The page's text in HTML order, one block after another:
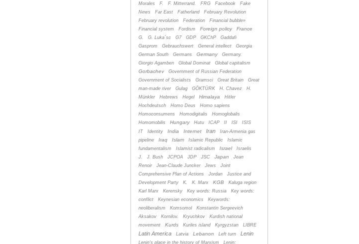
Morales
F. F. Mitterrand. FRG Facebook
Fake
News
Far East Fatherland
February Revolution
February revolution
Federation
Financial bubble»
Financial system
Fordism Foreign policy France
G. G. Luka´sc G7 GDP GKChP
Gaddafi
Gasprom
Gebrauchswert General intellect
Georgia
German South
Germans Germany
Germany.
Giorgio Agamben
Global Dominat Global capitalism
Gorbachev
Government of Russian Federation
Government of Socialists
Gramsci Great Britain
Great
man-made river
Gulag GÖKTÜRK H. Chavez
H.
Münkler
Hebrews Hegel Himalaya
Hitler
Hochdeutsch
Homo Deus
Homo sapiens
Homoconsumens
Homodigitalis
Homoglobalis
Homomobilis
Hungary Hutu ICAP II ISI
ISIS
IT
Identity India Internet Iran
Iran-Armenia gas
pipeline
Iraq Islam Islamic Republic
Islamic
fundamentalism
Islamist radicalism Israel
Israelis
J.
J. Bush JCPOA JDP JSC Japan
Jean
Renoir
Jean-Claude Juncker Jews
Joint
Comprehensive Plan of Actions
Jordan
Justice and
Development Party
K. K. Marx KGB
Kaluga region
Karl Marx
Kerensky Key words: Russia
Key words:
conflict
Keynesian economics
Keywords:
neoliberalism
Komsomol
Konstantin Sergeevich
Aksakov
Kornilov. Kryuchkov
Kurdish national
movement
Kurds Kuriles island Kyrgyzstan LIBRE
Latin America Latvia Lebanon Left turn Lenin
Lenin's place in the history of Marxism
Lenin;